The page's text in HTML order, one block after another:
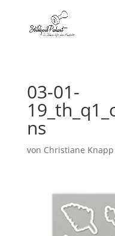
03-01-
ns
von Christiane Knapp